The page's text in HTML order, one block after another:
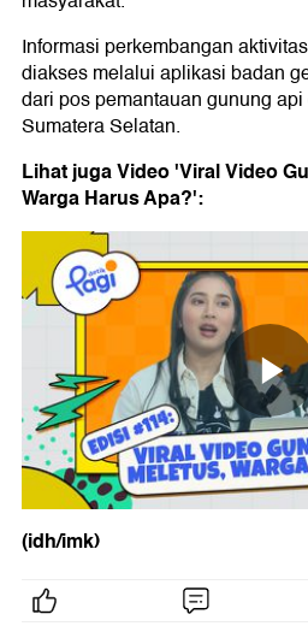
Informasi perkembangan
diakses melalui aplikasi badan
dari pos pemantauan gunung
Sumatera Selatan.
Lihat juga Video 'Viral Video
Warga Harus Apa?':
(idh/imk)